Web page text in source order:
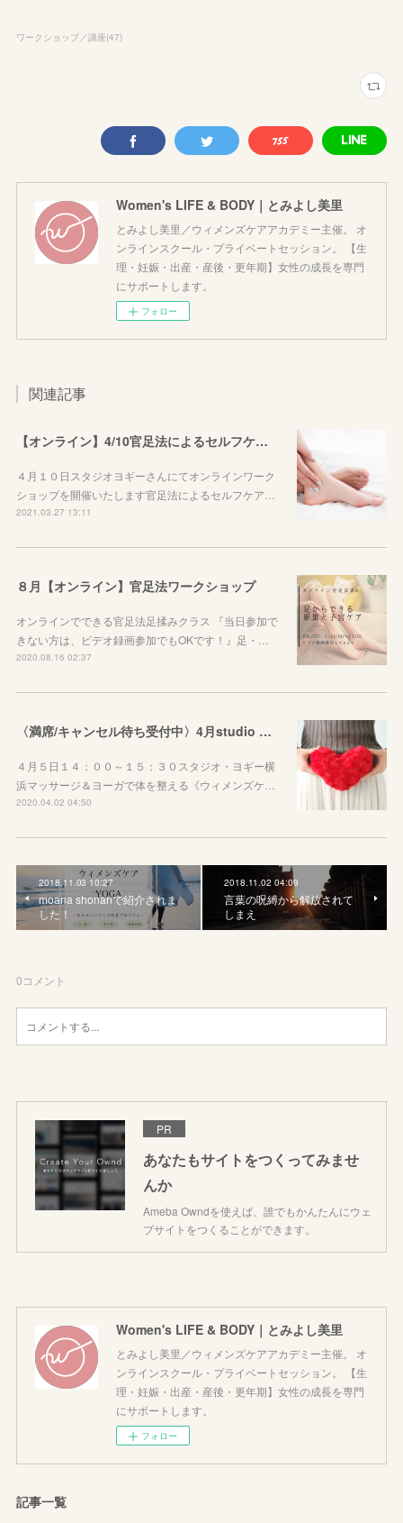
ワークショップ／講座(47)
Women's LIFE & BODY｜とみよし美里
とみよし美里／ウィメンズケアアカデミー主催。 オ
ンラインスクール・プライベートセッション。 【生
理・妊娠・出産・産後・更年期】女性の成長を専門
にサポートします。
フォロー
関連記事
【オンライン】4/10官足法によるセルフケア ＜第１回＞子宮と卵巣編（女性限定）
４月１０日スタジオヨギーさんにてオンラインワーク
ショップを開催いたします官足法によるセルフケア…
2021.03.27 13:11
８月【オンライン】官足法ワークショップ
オンラインでできる官足法足揉みクラス 『当日参加で
きない方は、ビデオ録画参加でもOKです！』足・…
2020.08.16 02:37
〈満席/キャンセル待ち受付中〉4月studio yoggy WS【マッサージ＆ヨーガで体を整える《ウィメンズケア》】
４月５日１４：００～１５：３０スタジオ・ヨギー横
浜マッサージ＆ヨーガで体を整える《ウィメンズケ…
2020.04.02 04:50
2018.11.03 10:27
moana shonanで紹介されま
した！
2018.11.02 04:09
言葉の呪縛から解放されて
しまえ
0コメント
PR
あなたもサイトをつくってみませ
んか
Ameba Owndを使えば、誰でもかんたんにウェ
ブサイトをつくることができます。
Women's LIFE & BODY｜とみよし美里
とみよし美里／ウィメンズケアアカデミー主催。 オ
ンラインスクール・プライベートセッション。 【生
理・妊娠・出産・産後・更年期】女性の成長を専門
にサポートします。
フォロー
記事一覧